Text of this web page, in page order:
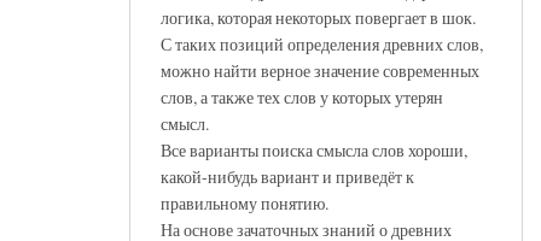
логика, которая некоторых повергает в шок.
С таких позиций определения древних слов,
можно найти верное значение современных
слов, а также тех слов у которых утерян
смысл.
Все варианты поиска смысла слов хороши,
какой-нибудь вариант и приведёт к
правильному понятию.
На основе зачаточных знаний о древних